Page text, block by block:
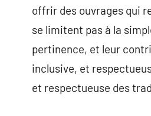
offrir des ouvrages qui
se limitent pas à la
pertinence, et leur
inclusive, et
et respectueuse des